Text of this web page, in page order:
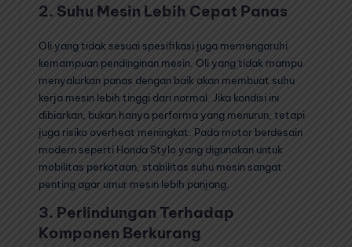
2. Suhu Mesin Lebih Cepat Panas
Oli yang tidak sesuai spesifikasi juga memengaruhi
kemampuan pendinginan mesin. Oli yang tidak mampu
menyalurkan panas dengan baik akan membuat suhu
kerja mesin lebih tinggi dari normal. Jika kondisi ini
dibiarkan, bukan hanya performa yang menurun, tetapi
juga risiko overheat meningkat. Pada motor berdesain
modern seperti Honda Stylo yang digunakan untuk
mobilitas perkotaan, stabilitas suhu mesin sangat
penting agar umur mesin lebih panjang.
3. Perlindungan Terhadap
Komponen Berkurang